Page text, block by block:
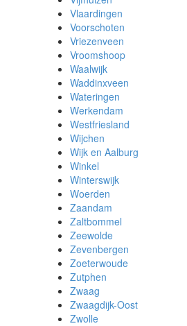
Vlaardingen
Voorschoten
Vriezenveen
Vroomshoop
Waalwijk
Waddinxveen
Wateringen
Werkendam
Westfriesland
Wijchen
Wijk en Aalburg
Winkel
Winterswijk
Woerden
Zaandam
Zaltbommel
Zeewolde
Zevenbergen
Zoeterwoude
Zutphen
Zwaag
Zwaagdijk-Oost
Zwolle